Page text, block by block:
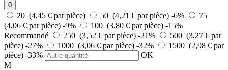
0
20 (4,45 € par pièce) 50 (4,21 € par pièce) -6%
75
(4,06 € par pièce) -9% 100 (3,80 € par pièce) -15%
Recommandé
250 (3,52 € par pièce) -21%
500 (3,27 € par
pièce) -27% 1000 (3,06 € par pièce) -32%
1500 (2,98 € par
pièce) -33%
OK
M